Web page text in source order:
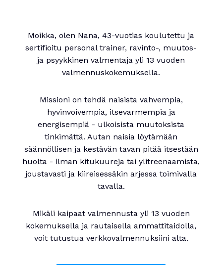
Moikka, olen Nana, 43-vuotias koulutettu ja
sertifioitu personal trainer, ravinto-, muutos-
ja psyykkinen valmentaja yli 13 vuoden
valmennuskokemuksella.
Missioni on tehdä naisista vahvempia,
hyvinvoivempia, itsevarmempia ja
energisempiä - ulkoisista muutoksista
tinkimättä. Autan naisia löytämään
säännöllisen ja kestävän tavan pitää itsestään
huolta - ilman kitukuureja tai ylitreenaamista,
joustavasti ja kiireisessäkin arjessa toimivalla
tavalla.
Mikäli kaipaat valmennusta yli 13 vuoden
kokemuksella ja rautaisella ammattitaidolla,
voit tutustua verkkovalmennuksiini alta.